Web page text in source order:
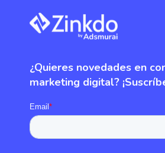
¿Quieres novedades en
marketing digital?